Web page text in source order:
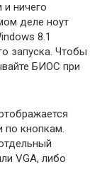
ничего
деле ноут
8.1
запуска. Чтобы
БИОС при
по кнопкам.
VGA, либо